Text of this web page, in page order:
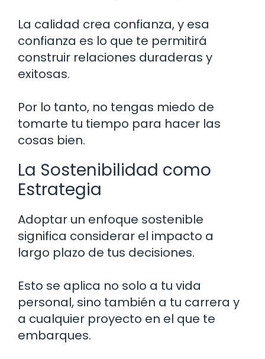
La calidad crea confianza, y esa
confianza es lo que te permitirá
construir relaciones duraderas y
exitosas.
Por lo tanto, no tengas miedo de
tomarte tu tiempo para hacer las
cosas bien.
La Sostenibilidad como
Estrategia
Adoptar un enfoque sostenible
significa considerar el impacto a
largo plazo de tus decisiones.
Esto se aplica no solo a tu vida
personal, sino también a tu carrera y
a cualquier proyecto en el que te
embarques.